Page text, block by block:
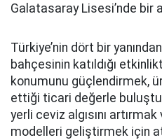
Galatasaray Lisesi’nde bir
Türkiye’nin dört bir
bahçesinin katıldığı
konumunu güçlendirmek,
ettiği ticari değerle
yerli ceviz algısını
modelleri geliştirmek için